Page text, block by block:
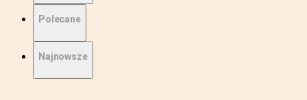
Polecane
Najnowsze